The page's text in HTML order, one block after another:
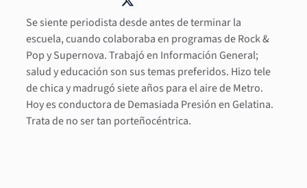
Se siente periodista desde antes de terminar la
escuela, cuando colaboraba en programas de Rock &
Pop y Supernova. Trabajó en Información General;
salud y educación son sus temas preferidos. Hizo tele
de chica y madrugó siete años para el aire de Metro.
Hoy es conductora de Demasiada Presión en Gelatina.
Trata de no ser tan porteñocéntrica.